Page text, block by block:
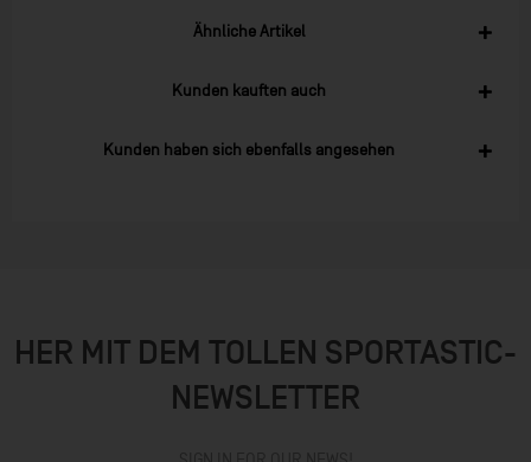
Ähnliche Artikel
Kunden kauften auch
Kunden haben sich ebenfalls angesehen
HER MIT DEM TOLLEN SPORTASTIC-
NEWSLETTER